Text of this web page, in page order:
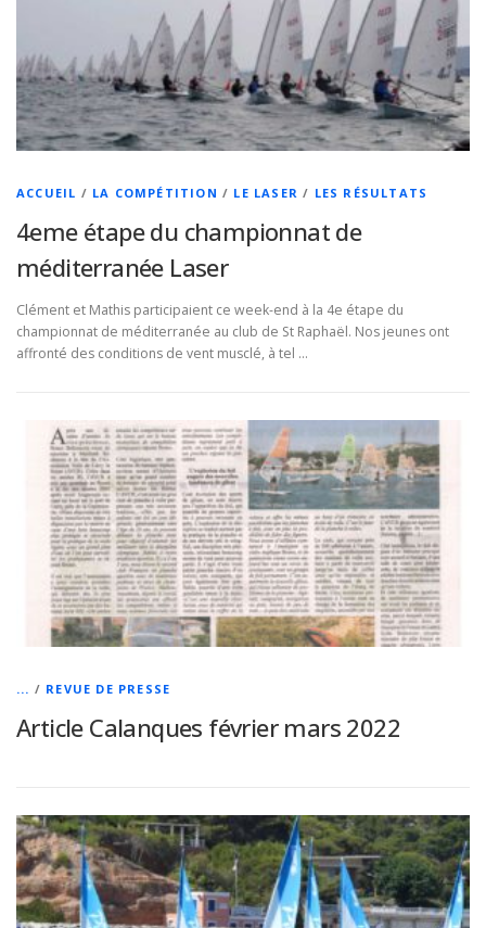
ACCUEIL / LA COMPÉTITION / LE LASER / LES RÉSULTATS
4eme étape du championnat de
méditerranée Laser
Clément et Mathis participaient ce week-end à la 4e étape du
championnat de méditerranée au club de St Raphaël. Nos jeunes ont
affronté des conditions de vent musclé, à tel …
... / REVUE DE PRESSE
Article Calanques février mars 2022